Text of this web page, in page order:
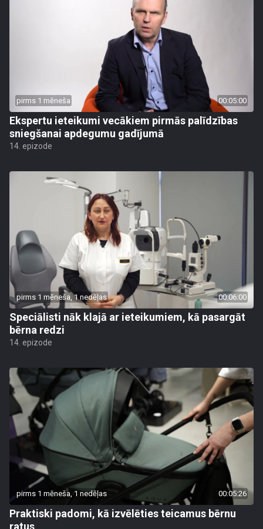
pirms 1 mēneša 00:05:00
Ekspertu ieteikumi vecākiem pirmās palīdzības
sniegšanai apdegumu gadījumā
14. epizode
pirms 1 mēneša, 1 nedēļas 00:06:00
Speciālisti nāk klajā ar ieteikumiem, kā pasargāt
bērna redzi
14. epizode
pirms 1 mēneša, 1 nedēļas 00:05:26
Praktiski padomi, kā izvēlēties teicamus bērnu
ratus